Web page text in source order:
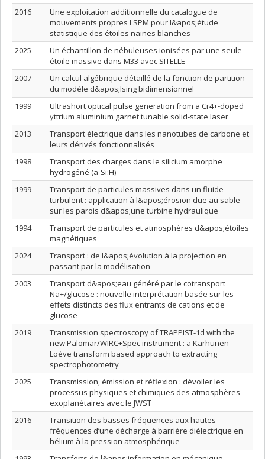
2016
Une exploitation additionnelle du catalogue de
mouvements propres LSPM pour l&apos;étude
statistique des étoiles naines blanches
2025
Un échantillon de nébuleuses ionisées par une seule
étoile massive dans M33 avec SITELLE
2007
Un calcul algébrique détaillé de la fonction de partition
du modèle d&apos;Ising bidimensionnel
1999
Ultrashort optical pulse generation from a Cr4+-doped
yttrium aluminium garnet tunable solid-state laser
2013
Transport électrique dans les nanotubes de carbone et
leurs dérivés fonctionnalisés
1998
Transport des charges dans le silicium amorphe
hydrogéné (a-Si:H)
1999
Transport de particules massives dans un fluide
turbulent : application à l&apos;érosion due au sable
sur les parois d&apos;une turbine hydraulique
1994
Transport de particules et atmosphères d&apos;étoiles
magnétiques
2024
Transport : de l&apos;évolution à la projection en
passant par la modélisation
2003
Transport d&apos;eau généré par le cotransport
Na+/glucose : nouvelle interprétation basée sur les
effets distincts des flux entrants de cations et de
glucose
2019
Transmission spectroscopy of TRAPPIST-1d with the
new Palomar/WIRC+Spec instrument : a Karhunen-
Loève transform based approach to extracting
spectrophotometry
2025
Transmission, émission et réflexion : dévoiler les
processus physiques et chimiques des atmosphères
exoplanétaires avec le JWST
2016
Transition des basses fréquences aux hautes
fréquences d’une décharge à barrière diélectrique en
hélium à la pression atmosphérique